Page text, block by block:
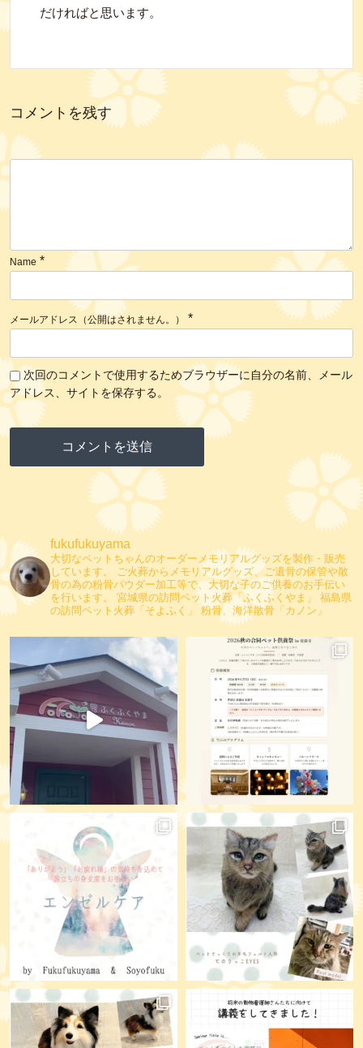
だければと思います。
コメントを残す
Name *
メールアドレス（公開はされません。） *
次回のコメントで使用するためブラウザーに自分の名前、メール
アドレス、サイトを保存する。
fukufukuyama
大切なペットちゃんのオーダーメモリアルグッズを製作・販売
しています。
ご火葬からメモリアルグッズ、ご遺骨の保管や散
骨の為の粉骨パウダー加工等で、大切な子のご供養のお手伝い
を行います。
宮城県の訪問ペット火葬「ふくふくやま」
福島県
の訪問ペット火葬「そよふく」
粉骨、海洋散骨「カノン」